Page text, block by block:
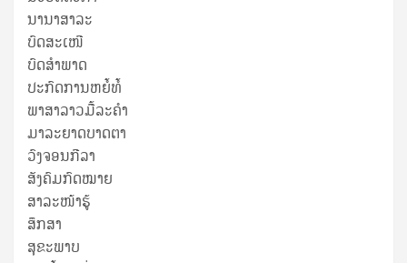
ນານາສາລະ
ບົດສະເໜີ
ບົດສໍາພາດ
ປະກົດການຫຍໍ້ທໍ້
ພາສາລາວມື້ລະຄຳ
ມາລະຍາດບາດຕາ
ວົງຈອນກີລາ
ສັງຄົມກົດໝາຍ
ສາລະໜ້າຮູ້
ສຶກສາ
ສຸ​ຂະ​ພາບ